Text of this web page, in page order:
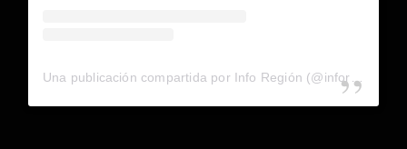
Una publicación compartida por Info Región (@inforegion_redes)